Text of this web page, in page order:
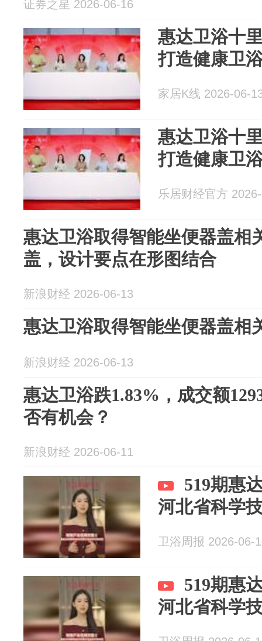
证券之星 2026-06-16
惠达卫浴十
打造健康卫
家居K线 2026-06-
惠达卫浴十
打造健康卫
乐居财经官方
惠达卫浴取得智能坐便器盖相
盖，设计要点在形图结合
新浪财经 2026-06-13
惠达卫浴取得智能坐便器盖相
新浪财经 2026-06-13
惠达卫浴跌1.83%，成交额
否有机会？
新浪财经 2026-06-11
519期惠
河北省科学
卫浴周报 2026-06-
519期惠
河北省科学